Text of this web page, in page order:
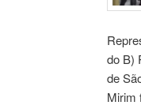
do B)
de
Mirim